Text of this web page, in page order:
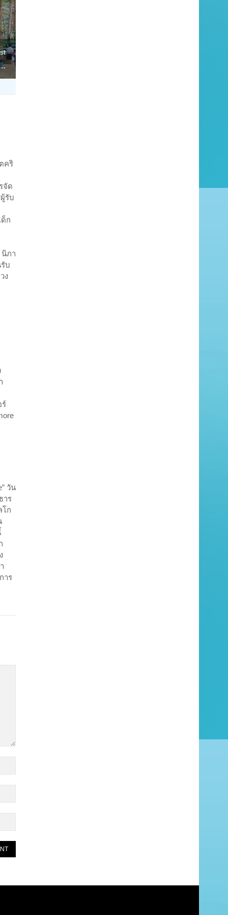
คริ
จัด
รับ
ก
ภา
บ
ง
ร์
วัน
าร
โก
าร